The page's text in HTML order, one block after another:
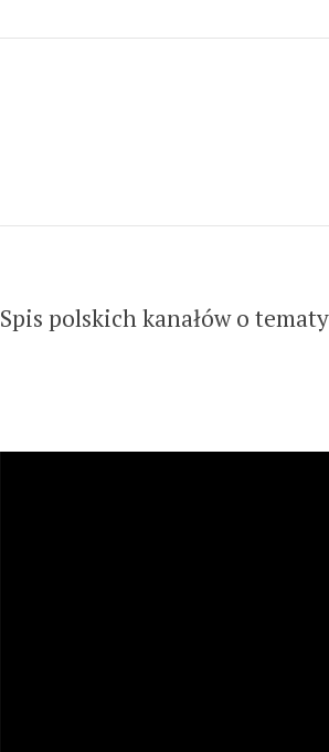
Spis polskich kanałów o